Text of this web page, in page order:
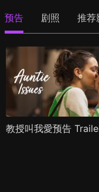
预告 剧照 推荐
教授叫我愛预告